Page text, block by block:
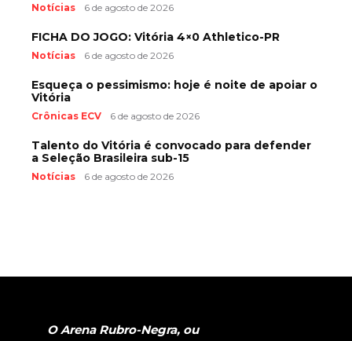
Notícias 6 de agosto de 2026
FICHA DO JOGO: Vitória 4×0 Athletico-PR
Notícias 6 de agosto de 2026
Esqueça o pessimismo: hoje é noite de apoiar o
Vitória
Crônicas ECV 6 de agosto de 2026
Talento do Vitória é convocado para defender
a Seleção Brasileira sub-15
Notícias 6 de agosto de 2026
O Arena Rubro-Negra, ou